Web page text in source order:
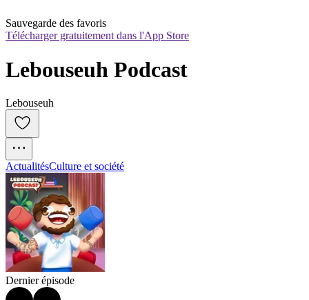
Sauvegarde des favoris
Télécharger gratuitement dans l'App Store
Lebouseuh Podcast
Lebouseuh
ActualitésCulture et société
Dernier épisode